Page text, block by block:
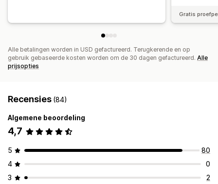
Gratis
Alle betalingen worden in USD gefactureerd. Terugkerende en op
gebruik gebaseerde kosten worden om de 30 dagen gefactureerd. Alle
prijsopties
Recensies (84)
Algemene beoordeling
4,7
5
80
4
0
3
2